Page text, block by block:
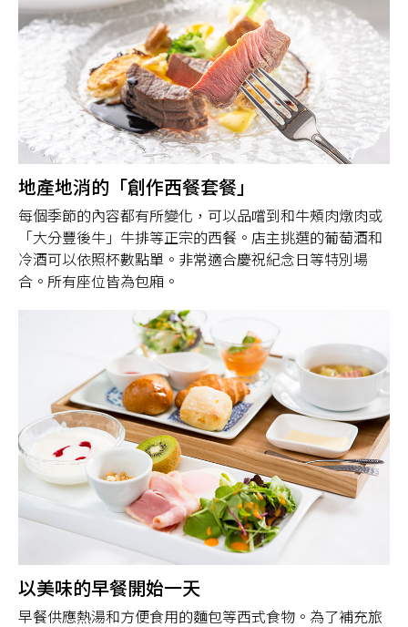
地產地消的「創作西餐套餐」
每個季節的內容都有所變化，可以品嚐到和牛頰肉燉肉或
「大分豐後牛」牛排等正宗的西餐。店主挑選的葡萄酒和
冷酒可以依照杯數點單。非常適合慶祝紀念日等特別場
合。所有座位皆為包廂。
以美味的早餐開始一天
早餐供應熱湯和方便食用的麵包等西式食物。為了補充旅